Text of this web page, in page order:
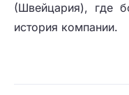
(Швейцария), где
история